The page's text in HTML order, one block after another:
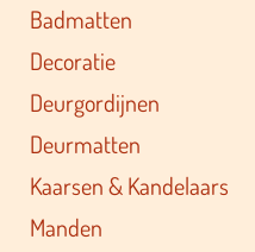
Badmatten
Decoratie
Deurgordijnen
Deurmatten
Kaarsen & Kandelaars
Manden